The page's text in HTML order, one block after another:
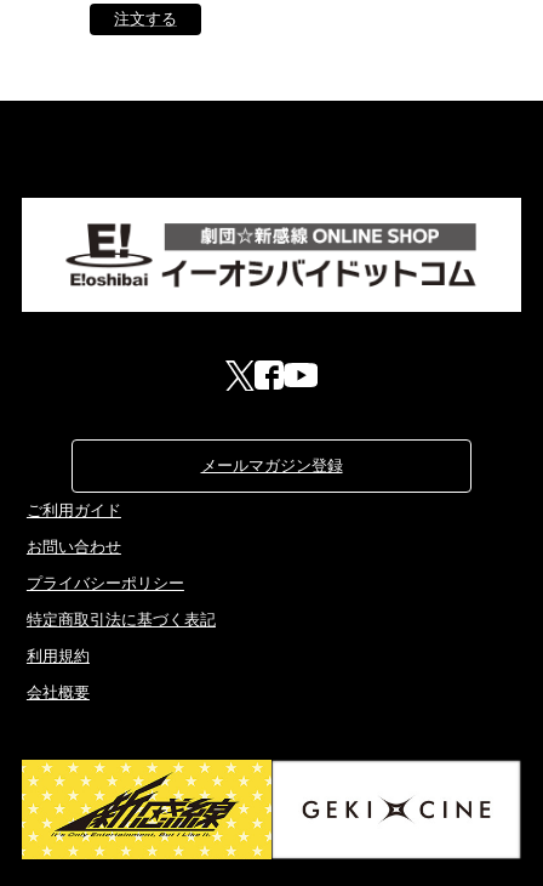
メールマガジン登録
ご利用ガイド
お問い合わせ
プライバシーポリシー
特定商取引法に基づく表記
利用規約
会社概要